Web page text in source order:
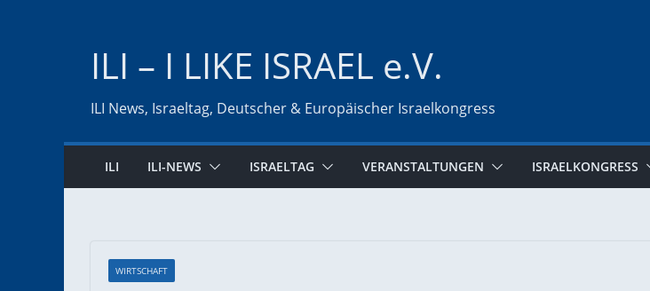
ILI – I LIKE ISRAEL e.V.
ILI News, Israeltag, Deutscher & Europäischer Israelkongress
ILI ILI-NEWS ISRAELTAG VERANSTALTUNGEN ISRAELKONGRESS
WIRTSCHAFT